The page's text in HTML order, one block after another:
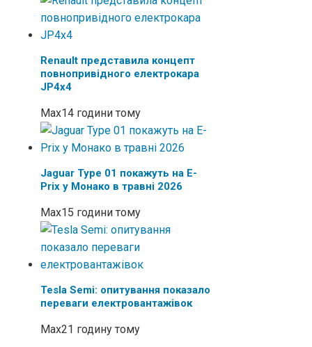
Renault представила концепт
повнопривідного електрокара
JP4x4
Max14 години тому
Jaguar Type 01 покажуть на E-
Prix у Монако в травні 2026
Max15 години тому
Tesla Semi: опитування показало
переваги електровантажівок
Max21 годину тому